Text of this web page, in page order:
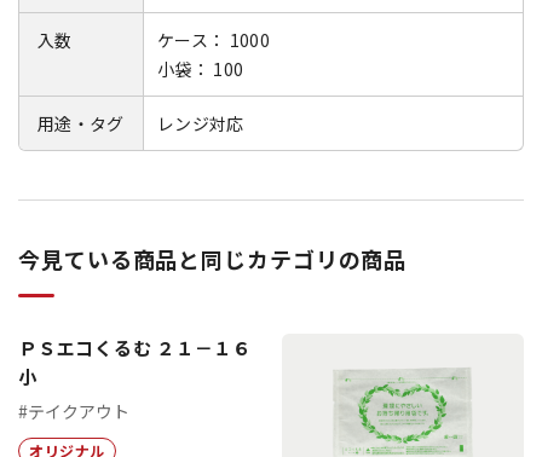
入数
ケース： 1000
小袋： 100
用途・タグ レンジ対応
今見ている商品と同じカテゴリの商品
ＰＳエコくるむ ２１－１６
小
#テイクアウト
オリジナル